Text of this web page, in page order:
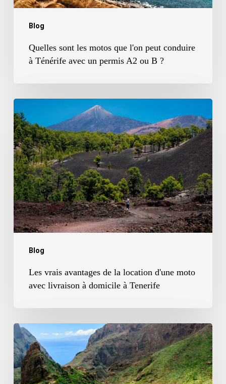
Blog
à
permis
?
Quelles sont les motos que l'on peut conduire
à Ténérife avec un permis A2 ou B ?
Blog
vrais
avantages
de
la
location
d'une
moto
avec
domicile
Les vrais avantages de la location d'une moto
avec livraison à domicile à Tenerife
Quelle
moto
choisir
à